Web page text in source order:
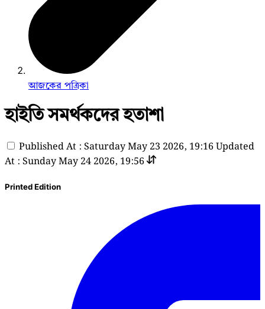
আজকের পত্রিকা
হাইতি সমর্থকদের হতাশা
Published At : Saturday May 23 2026, 19:16 Updated
At : Sunday May 24 2026, 19:56
Printed Edition